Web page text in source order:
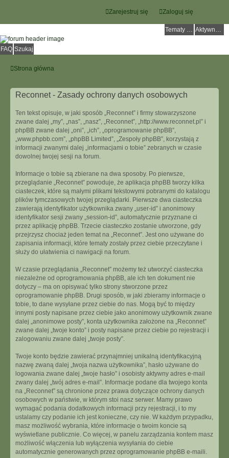
Zaloguj się
Zarejestruj się
Tematy bez odpowiedzi Aktywne tematy
FAQ Szukaj
Strona główna
Reconnet - Zasady ochrony danych osobowych
Ten tekst opisuje, w jaki sposób „Reconnet” i firmy stowarzyszone
zwane dalej „my”, „nas”, „nasz”, „Reconnet”, „http://www.reconnet.pl” i
phpBB zwane dalej „oni”, „ich”, „oprogramowanie phpBB”,
„www.phpbb.com”, „phpBB Limited”, „Zespoły phpBB”, korzystają z
informacji zwanymi dalej „informacjami o tobie” zebranych w czasie
dowolnej twojej sesji na forum.
Informacje o tobie są zbierane na dwa sposoby. Po pierwsze,
przeglądanie „Reconnet” powoduje, że aplikacja phpBB tworzy kilka
ciasteczek, które są małymi plikami tekstowymi pobranymi do katalogu
plików tymczasowych twojej przeglądarki. Pierwsze dwa ciasteczka
zawierają identyfikator użytkownika zwany „user-id” i anonimowy
identyfikator sesji zwany „session-id”, automatycznie przyznane ci
przez aplikację phpBB. Trzecie ciasteczko zostanie utworzone, gdy
przejrzysz chociaż jeden temat na „Reconnet”. Jest ono używane do
zapisania informacji, które tematy zostały przez ciebie przeczytane i
służy do ułatwienia ci nawigacji na forum.
W czasie przeglądania „Reconnet” możemy też utworzyć ciasteczka
niezależne od oprogramowania phpBB, ale ich ten dokument nie
dotyczy – ma on opisywać tylko strony stworzone przez
oprogramowanie phpBB. Drugi sposób, w jaki zbieramy informacje o
tobie, to dane wysyłane przez ciebie do nas. Mogą być to między
innymi posty napisane przez ciebie jako anonimowy użytkownik zwane
dalej „anonimowe posty”, konta użytkownika założone na „Reconnet”
zwane dalej „twoje konto” i posty napisane przez ciebie po rejestracji i
zalogowaniu zwane dalej „twoje posty”.
Twoje konto będzie zawierać przynajmniej unikalną identyfikacyjną
nazwę zwaną dalej „twoja nazwa użytkownika”, hasło używane do
logowania zwane dalej „twoje hasło” i osobisty aktywny adres e-mail
zwany dalej „twój adres e-mail”. Informacje podane dla twojego konta
na „Reconnet” są chronione przez prawa dotyczące ochrony danych
osobowych w państwie, w którym stoi nasz serwer. Mamy prawo
wymagać podania dodatkowych informacji przy rejestracji, i to my
ustalamy czy podanie ich jest konieczne, czy nie. W każdym przypadku,
masz możliwość wybrania, które informacje o twoim koncie są
wyświetlane publicznie. Co więcej, w panelu zarządzania kontem masz
możliwość włączenia lub wyłączenia wysyłania do ciebie
automatycznie generowanych przez oprogramowanie phpBB e-maili.